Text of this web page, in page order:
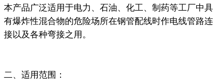
本产品广泛适用于电力、石油、化工、制药等工厂中具
有爆炸性混合物的危险场所在钢管配线时作电线管路连
接以及各种弯接之用。
二、适用范围：